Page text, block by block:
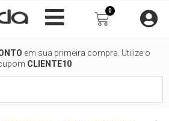
0
Carrinho
em sua primeira compra. Utilize o
CLIENTE10